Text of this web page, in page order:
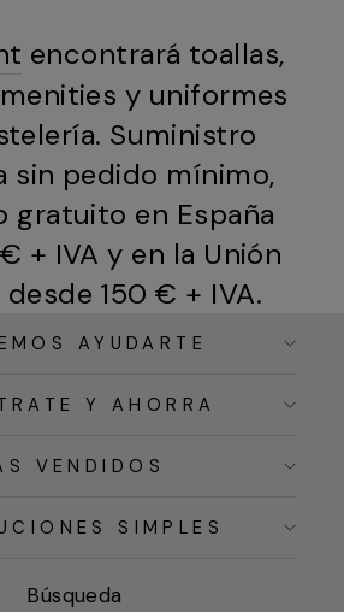
encontrará toallas,
y uniformes
Suministro
sin pedido mínimo,
gratuito en España
+ IVA y en la Unión
150 € + IVA.
AYUDARTE
Y AHORRA
VENDIDOS
SIMPLES
Búsqueda